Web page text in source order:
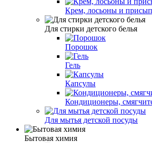
Крем, лосьоны и
Для стирки детского белья
Порошок
Гель
Капсулы
Кондиционеры,
Для мытья детской посуды
Бытовая химия